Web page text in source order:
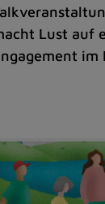
Lust auf
im